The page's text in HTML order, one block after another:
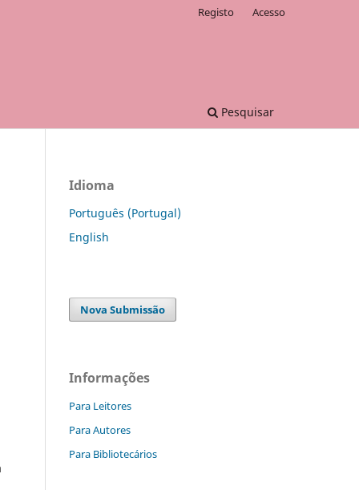
Pesquisar
Registo Acesso
Idioma
Português (Portugal)
English
Nova Submissão
Informações
Para Leitores
Para Autores
Para Bibliotecários